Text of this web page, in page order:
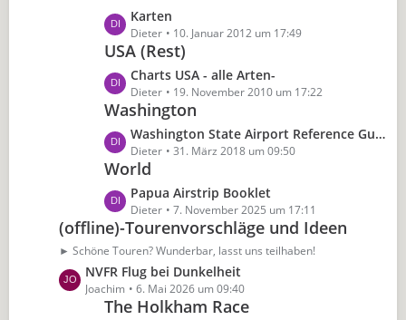
r
ä
g
e
e
i
t
r
ä
g
e
z
t
e
e
i
t
r
ä
g
e
L
e
t
z
t
e
e
i
t
r
ä
g
e
Karten
Dieter 10. Januar 2012 um 17:49
USA (Rest)
L
e
t
z
t
e
e
t
r
ä
g
e
Charts USA - alle Arten-
Dieter 19. November 2010 um 17:22
Washington
L
e
t
z
t
e
e
i
t
r
Washington State Airport Reference Guide
Dieter 31. März 2018 um 09:50
World
L
e
t
z
t
e
B
Papua Airstrip Booklet
Dieter 7. November 2025 um 17:11
(offline)-Tourenvorschläge und Ideen
► Schöne Touren? Wunderbar, lasst uns teilhaben!
L
e
NVFR Flug bei Dunkelheit
Joachim 6. Mai 2026 um 09:40
The Holkham Race